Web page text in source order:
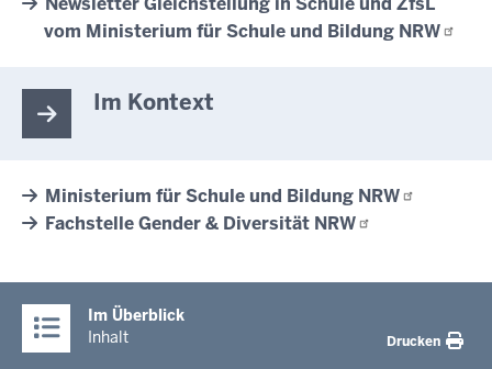
vom Ministerium für Schule und Bildung NRW
Im Kontext
Ministerium für Schule und Bildung NRW
Fachstelle Gender & Diversität NRW
Im Überblick
Inhalt
Drucken